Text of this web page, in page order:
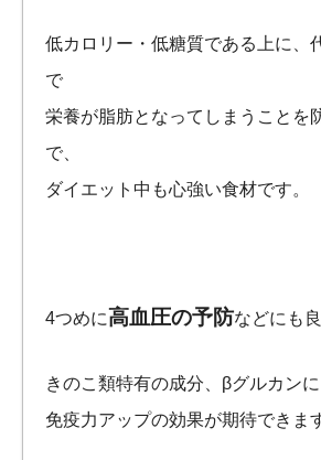
低カロリー・低糖質である上に、
で
栄養が脂肪となってしまうことを
で、
ダイエット中も心強い食材です。
4つめに高血圧の予防などにも
きのこ類特有の成分、βグルカンに
免疫力アップの効果が期待できま